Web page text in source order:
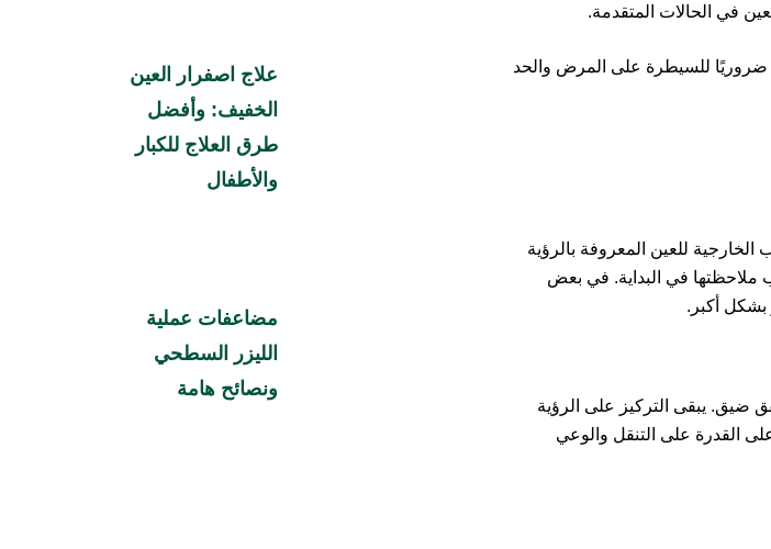
علاج اصفرار العين
الخفيف: وأفضل
طرق العلاج للكبار
والأطفال
مضاعفات عملية
الليزر السطحي
ونصائح هامة
في الحالات المتقدمة.
للسيطرة على المرض والحد
للعين المعروفة بالرؤية
ملاحظتها في البداية. في بعض
بشكل أكبر.
ضيق. يبقى التركيز على الرؤية
القدرة على التنقل والوعي